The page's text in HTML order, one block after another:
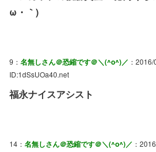
ω・｀)
9： 名無しさん＠恐縮です＠＼(^o^)／ ：
ID:1dSsUOa40.net
福永ナイスアシスト
14： 名無しさん＠恐縮です＠＼(^o^)／ ：